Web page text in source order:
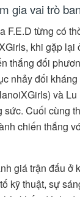
gia vai trò
F.E.D từng có
khi gặp lại
thắng đối
nhảy đối
và
sức. Cuối cùng
chiến thắng
giá trận đấu ở
kỹ thuật, sự